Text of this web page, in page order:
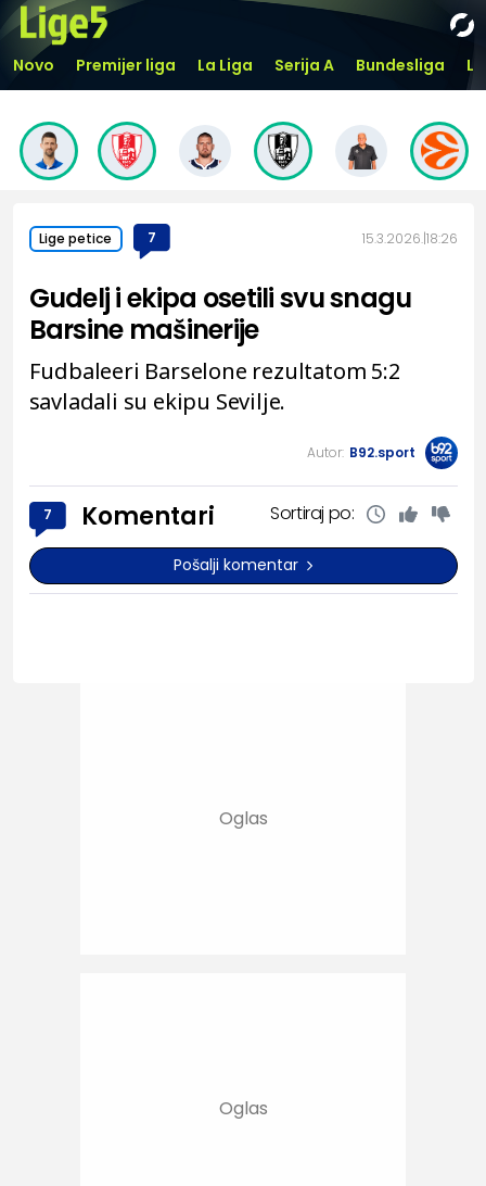
Novo Premijer liga La Liga Serija A Bundesliga
Lige petice 7 15.3.2026. 18:26
Gudelj i ekipa osetili svu snagu
Barsine mašinerije
Fudbaleeri Barselone rezultatom 5:2
savladali su ekipu Sevilje.
Autor: B92.sport
7 Komentari Sortiraj po:
Pošalji komentar